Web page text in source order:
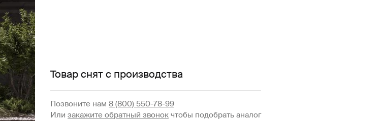
Товар снят с производства
Позвоните нам 8 (800) 550-78-99
Или закажите обратный звонок чтобы подобрать аналог